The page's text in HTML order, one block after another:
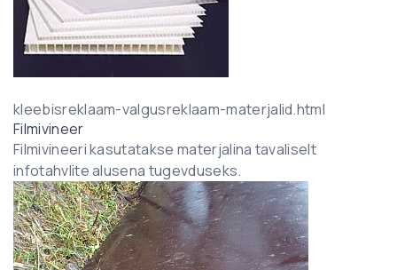
kleebisreklaam-valgusreklaam-materjalid.html
Filmivineer
Filmivineeri kasutatakse materjalina tavaliselt
infotahvlite alusena tugevduseks.